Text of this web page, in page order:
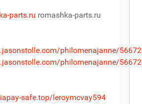
parts.ru romashka-parts.ru
philomenajanne/
philomenajanne/
safe.top/leroymcvay594